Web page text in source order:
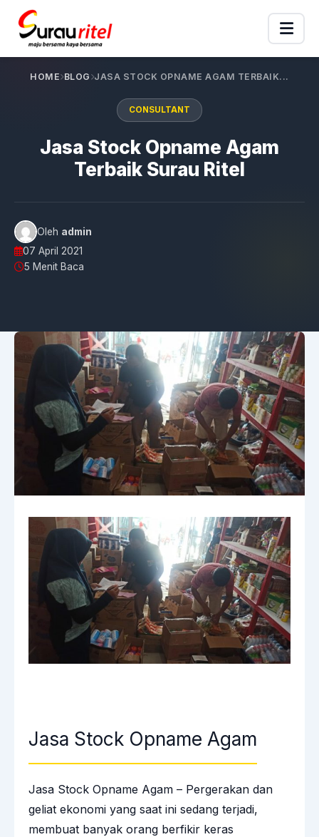
HOME BLOG JASA STOCK OPNAME AGAM TERBAIK...
CONSULTANT
Jasa Stock Opname Agam
Terbaik Surau Ritel
Oleh admin
07 April 2021
5 Menit Baca
Jasa Stock Opname Agam
Jasa Stock Opname Agam – Pergerakan dan
geliat ekonomi yang saat ini sedang terjadi,
membuat banyak orang berfikir keras